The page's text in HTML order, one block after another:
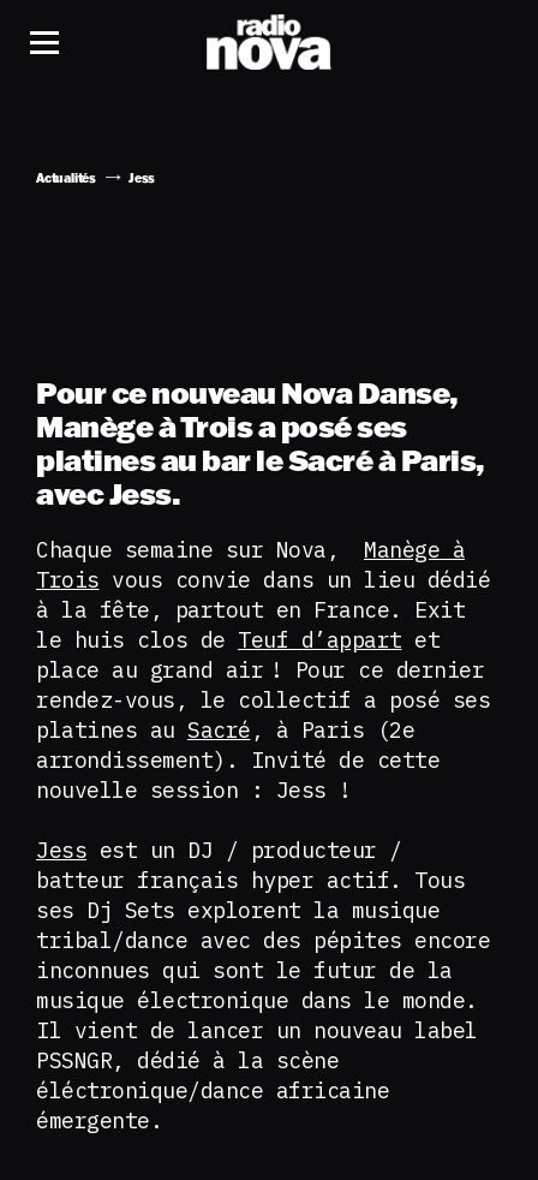
Actualités Jess
Pour ce nouveau Nova Danse,
Manège à Trois a posé ses
platines au bar le Sacré à Paris,
avec Jess.
Chaque semaine sur Nova, Manège à
Trois vous convie dans un lieu dédié
à la fête, partout en France. Exit
le huis clos de Teuf d’appart et
place au grand air ! Pour ce dernier
rendez-vous, le collectif a posé ses
platines au Sacré , à Paris (2e
arrondissement). Invité de cette
nouvelle session : Jess !
Jess est un DJ / producteur /
batteur français hyper actif. Tous
ses Dj Sets explorent la musique
tribal/dance avec des pépites encore
inconnues qui sont le futur de la
musique électronique dans le monde.
Il vient de lancer un nouveau label
PSSNGR, dédié à la scène
éléctronique/dance africaine
émergente.